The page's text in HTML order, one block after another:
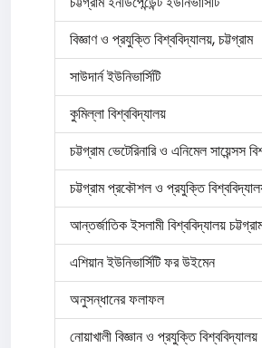
বিজ্ঞাণ ও প্রযুক্তি বিশ্ববিদ্যালয়, চট্টগ্রাম
সাউদার্ন ইউনিভার্সিটি
কুমিল্লা বিশ্ববিদ্যালয়
চট্টগ্রাম ভেটেরিনারি ও এনিমেল সায়েন্সস
চট্টগ্রাম প্রকৌশল ও প্রযুক্তি
আন্তর্জাতিক ইসলামী বিশ্ববিদ্যালয়
এশিয়ান ইউনিভার্সিটি ফর উইমেন
অনুসন্ধানের ফলাফল
নোয়াখালী বিজ্ঞান ও প্রযুক্তি বিশ্ববিদ্যালয়